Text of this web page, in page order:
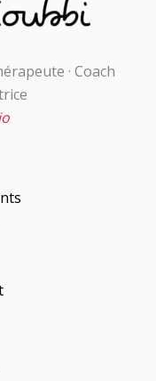
· Coach